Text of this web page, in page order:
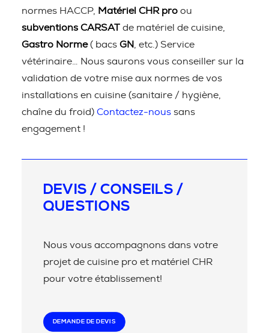
normes HACCP,
Matériel CHR pro ou
subventions CARSAT de matériel de cuisine,
Gastro Norme( bacs GN
, etc.) Service
vétérinaire… Nous saurons vous conseiller sur la
validation de votre mise aux normes de vos
installations en cuisine (sanitaire / hygiène,
chaîne du froid) Contactez-nous sans
engagement !
DEVIS / CONSEILS /
QUESTIONS
Nous vous accompagnons dans votre
projet de cuisine pro et matériel CHR
pour votre établissement!
DEMANDE DE DEVIS